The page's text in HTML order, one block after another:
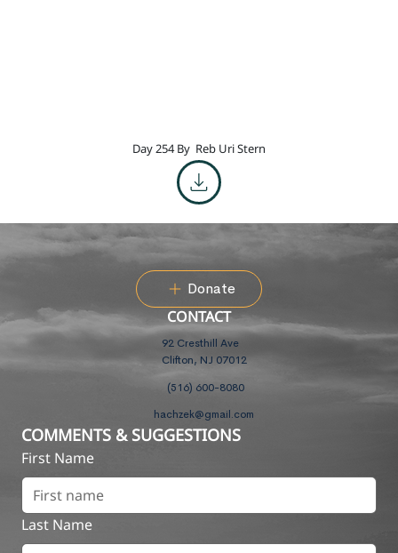
Day 254 By Reb Uri Stern
Donate
CONTACT
92 Cresthill Ave
Clifton, NJ 07012
(516) 600-8080
hachzek@gmail.com
COMMENTS & SUGGESTIONS
First Name
Last Name